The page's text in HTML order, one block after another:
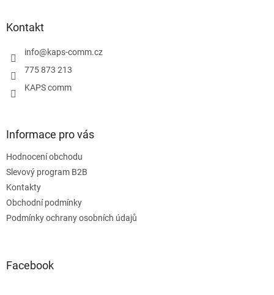
Kontakt
info@kaps-comm.cz
775 873 213
KAPS comm
Informace pro vás
Hodnocení obchodu
Slevový program B2B
Kontakty
Obchodní podmínky
Podmínky ochrany osobních údajů
Facebook